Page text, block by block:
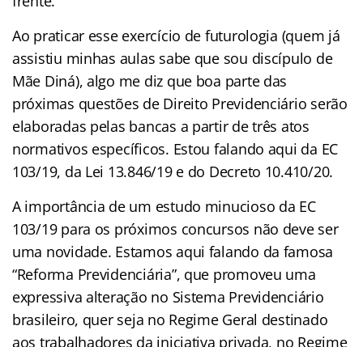
Ao praticar esse exercício de futurologia (quem já
assistiu minhas aulas sabe que sou discípulo de
Mãe Diná), algo me diz que boa parte das
próximas questões de Direito Previdenciário serão
elaboradas pelas bancas a partir de três atos
normativos específicos. Estou falando aqui da EC
103/19, da Lei 13.846/19 e do Decreto 10.410/20.
A importância de um estudo minucioso da EC
103/19 para os próximos concursos não deve ser
uma novidade. Estamos aqui falando da famosa
“Reforma Previdenciária”, que promoveu uma
expressiva alteração no Sistema Previdenciário
brasileiro, quer seja no Regime Geral destinado
aos trabalhadores da iniciativa privada, no Regime